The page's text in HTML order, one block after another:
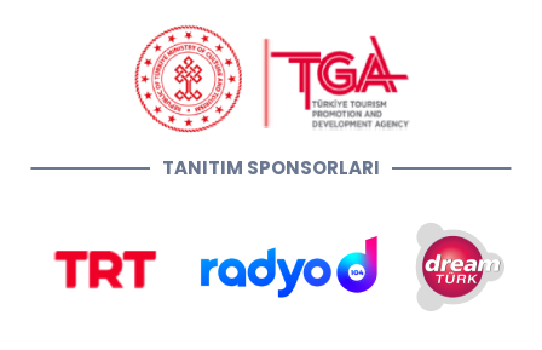
TANITIM SPONSORLARI